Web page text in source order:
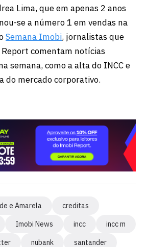
Lima, que em apenas 2 anos
se a número 1 em vendas na
Semana Imobi, jornalistas que
comentam notícias
semana, como a alta do INCC e
do mercado corporativo.
e Amarela
creditas
Imobi News incc
incc m
nubank santander